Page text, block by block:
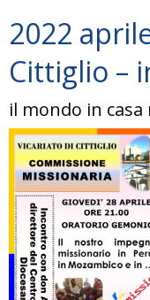
2022
Cittiglio –
il mondo in